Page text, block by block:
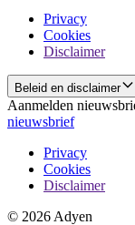
Privacy
Cookies
Disclaimer
Beleid en disclaimer
Aanmelden
nieuwsbrief
Privacy
Cookies
Disclaimer
© 2026 Adyen